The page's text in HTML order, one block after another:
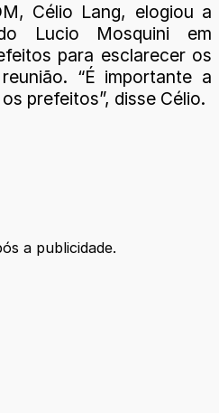
Célio Lang, elogiou a
Lucio Mosquini em
para esclarecer os
“É importante a
prefeitos”, disse Célio.
a publicidade.